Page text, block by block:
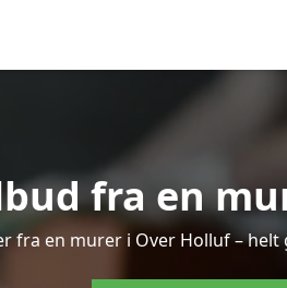
fra en
fra en murer i Over Holluf –